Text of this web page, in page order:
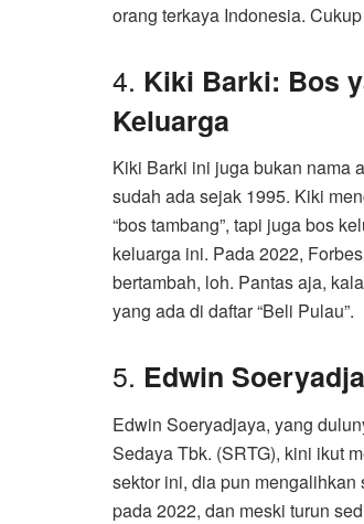
orang terkaya Indonesia.
4. Kiki Barki: Bos
Keluarga
Kiki Barki ini juga bukan nama
sudah ada sejak 1995. Kiki
“bos tambang”, tapi juga bos
keluarga ini. Pada 2022,
bertambah, loh. Pantas aja,
yang ada di daftar “Beli Pulau”.
5. Edwin
Edwin Soeryadjaya, yang
Sedaya Tbk. (SRTG), kini ikut
sektor ini, dia pun
pada 2022, dan meski turun